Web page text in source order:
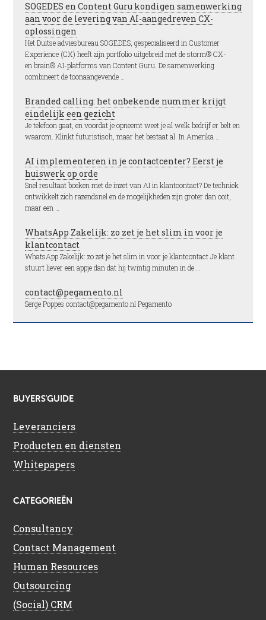
SOGEDES en Content Guru kondigen samenwerking
aan voor de levering van AI-aangedreven CX-
oplossingen
Het Duitse adviesbureau SOGEDES, gespecialiseerd in Customer
Experience (CX) heeft zijn portfolio uitgebreid met de storm® CX-
en brain® AI-platforms van Content Guru. De samenwerking
combineert de toonaangevende …
Branded calling: het onbekende nummer krijgt
eindelijk een gezicht
Je telefoon gaat, en voordat je opneemt weet je al welk bedrijf er belt en
waarom. Klinkt futuristisch, maar het bestaat al. In Amerika …
AI implementeren in je contactcenter? Eerst je
huiswerk op orde
Snel resultaat boeken met de inzet van AI in klantcontact? De techniek
ontwikkelt zich razendsnel en de mogelijkheden zijn groter dan ooit,
maar een …
WhatsApp Zakelijk: zo zet je het slim in voor je
klantcontact
WhatsApp Zakelijk: zo zet je het slim in voor je klantcontact Je klant
stuurt liever een appje dan dat hij twintig minuten in de …
contact@pegamento.nl
Serge Poppes contact@pegamento.nl Pegamento
BUYERS’GUIDE
Leveranciers
Producten en diensten
Whitepapers
CATEGORIEËN
Consultancy
Contact Management
Human Resources
Outsourcing
(Social) CRM